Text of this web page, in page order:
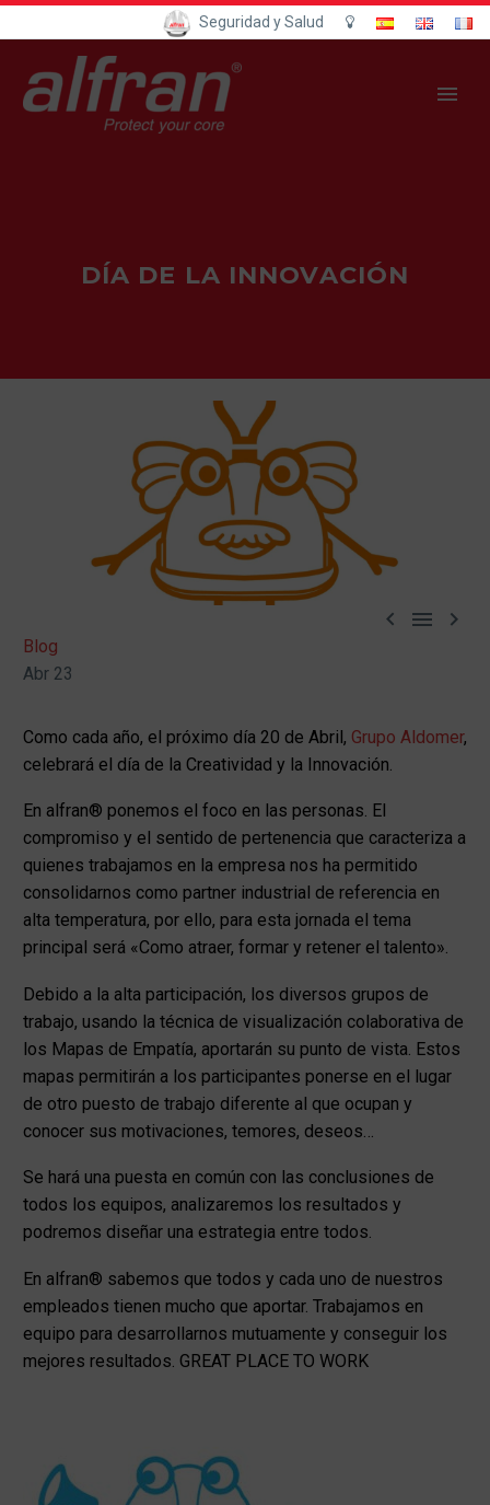
Seguridad y Salud
DÍA DE LA INNOVACIÓN
  
Blog
Abr 23
Como cada año, el próximo día 20 de Abril, Grupo Aldomer,
celebrará el día de la Creatividad y la Innovación.
En alfran® ponemos el foco en las personas. El
compromiso y el sentido de pertenencia que caracteriza a
quienes trabajamos en la empresa nos ha permitido
consolidarnos como partner industrial de referencia en
alta temperatura, por ello, para esta jornada el tema
principal será «Como atraer, formar y retener el talento».
Debido a la alta participación, los diversos grupos de
trabajo, usando la técnica de visualización colaborativa de
los Mapas de Empatía, aportarán su punto de vista. Estos
mapas permitirán a los participantes ponerse en el lugar
de otro puesto de trabajo diferente al que ocupan y
conocer sus motivaciones, temores, deseos…
Se hará una puesta en común con las conclusiones de
todos los equipos, analizaremos los resultados y
podremos diseñar una estrategia entre todos.
En alfran® sabemos que todos y cada uno de nuestros
empleados tienen mucho que aportar. Trabajamos en
equipo para desarrollarnos mutuamente y conseguir los
mejores resultados. GREAT PLACE TO WORK